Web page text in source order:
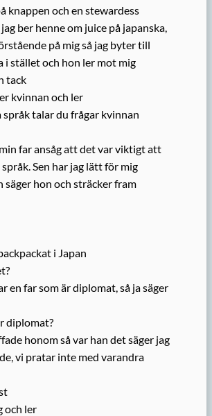
knappen och en stewardess
ber henne om juice på japanska,
på mig så jag byter till
i stället och hon ler mot mig
tack
kvinnan och ler
språk talar du frågar kvinnan
far ansåg att det var viktigt att
Sen har jag lätt för mig
säger hon och sträcker fram
i Japan
en far som är diplomat, så ja säger
diplomat?
honom så var han det säger jag
vi pratar inte med varandra
och ler